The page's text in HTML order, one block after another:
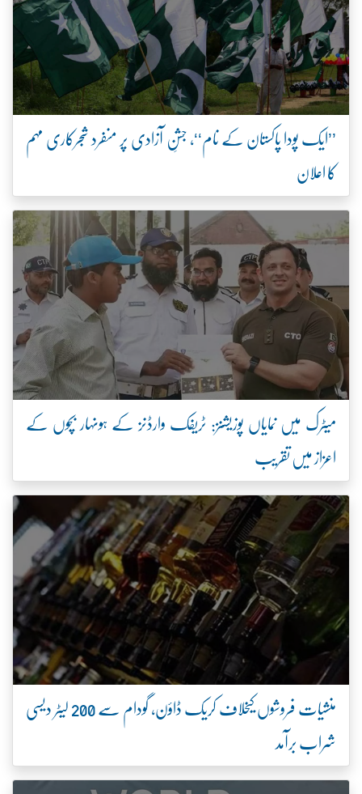
’’ایک پودا پاکستان کے نام‘‘، جشنِ آزادی پر منفرد شجرکاری مہم
کا اعلان
میٹرک میں نمایاں پوزیشنز: ٹریفک وارڈنز کے ہونہار بچوں کے
اعزاز میں تقریب
منشیات فروشوں کیخلاف کریک ڈاؤن، گودام سے 200 لیٹر دیسی
شراب برآمد